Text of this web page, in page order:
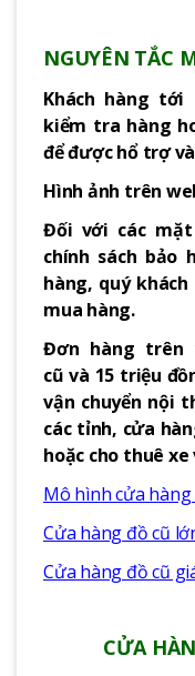
NGUYÊN TẮC
Khách hàng
kiểm tra hàng
để được hổ trợ
Hình ảnh trên
Đối với các
chính sách
hàng, quý
mua hàng.
Đơn hàng trên
cũ và 15 triệu
vận chuyển nội
các tỉnh, cửa
hoặc cho thuê
Mô hình cửa hàng
Cửa hàng đồ cũ
Cửa hàng đồ cũ
CỬA